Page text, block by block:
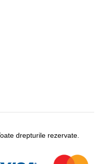
drepturile rezervate.